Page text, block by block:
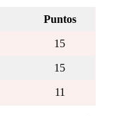
Puntos
15
15
11